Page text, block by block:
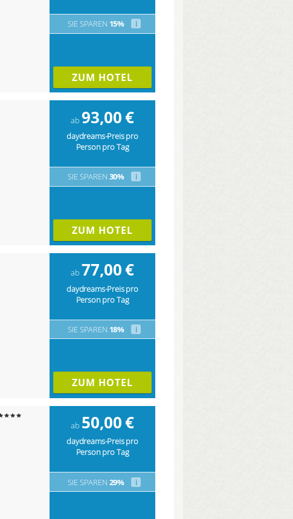
SIE SPAREN 15% i
ZUM HOTEL
ab 93,00€
daydreams-Preis pro
Person pro Tag
SIE SPAREN 30% i
ZUM HOTEL
ab 77,00€
daydreams-Preis pro
Person pro Tag
SIE SPAREN 18% i
ZUM HOTEL
ab 50,00€
daydreams-Preis pro
Person pro Tag
SIE SPAREN 29% i